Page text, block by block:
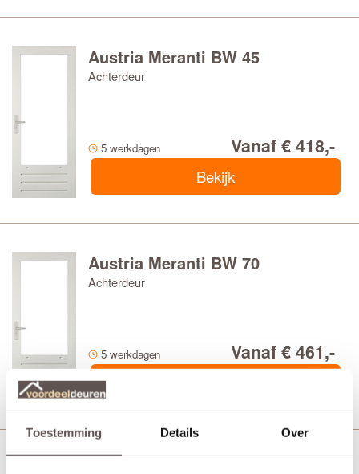
Toestemming Details Over
Austria Meranti BW 45
Achterdeur
5 werkdagen Vanaf € 418,-
Bekijk
Austria Meranti BW 70
Achterdeur
5 werkdagen Vanaf € 461,-